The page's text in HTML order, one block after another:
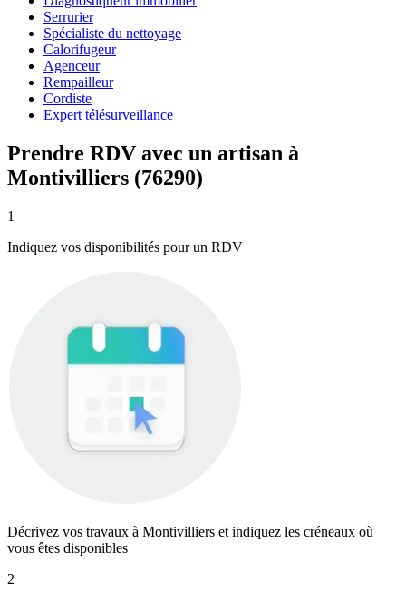
Serrurier
Spécialiste du nettoyage
Calorifugeur
Agenceur
Rempailleur
Cordiste
Expert télésurveillance
Prendre RDV avec un artisan à
Montivilliers (76290)
1
Indiquez vos disponibilités pour un RDV
Décrivez vos travaux à Montivilliers et indiquez les créneaux où
vous êtes disponibles
2